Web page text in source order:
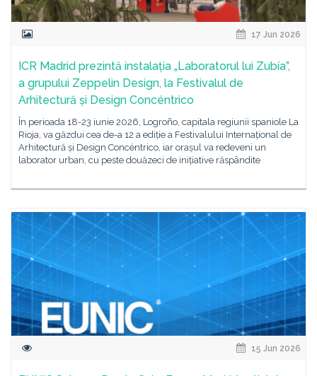
17 Jun 2026
ICR Madrid prezintă instalația „Laboratorul lui Zubía”,
a grupului Zeppelin Design, la Festivalul de
Arhitectură și Design Concéntrico
În perioada 18-23 iunie 2026, Logroño, capitala regiunii spaniole La
Rioja, va găzdui cea de-a 12 a ediție a Festivalului Internațional de
Arhitectură și Design Concéntrico, iar orașul va redeveni un
laborator urban, cu peste douăzeci de inițiative răspândite
15 Jun 2026